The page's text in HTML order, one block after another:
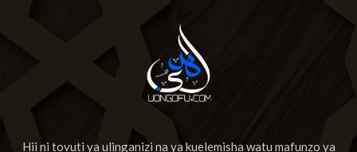
Hii ni tovuti ya ulinganizi na ya kuelemisha watu mafunzo ya